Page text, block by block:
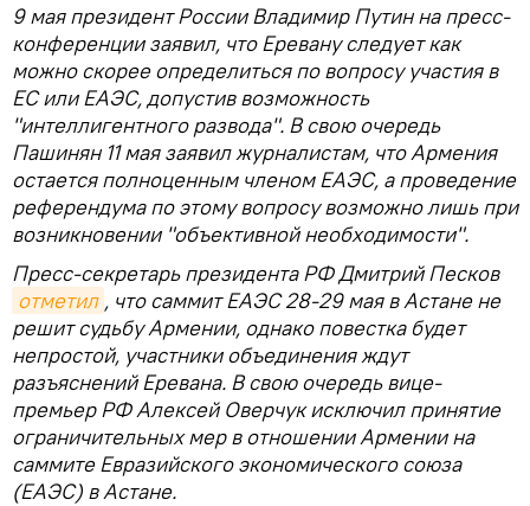
9 мая президент России Владимир Путин на пресс-
конференции заявил, что Еревану следует как
можно скорее определиться по вопросу участия в
ЕС или ЕАЭС, допустив возможность
"интеллигентного развода". В свою очередь
Пашинян 11 мая заявил журналистам, что Армения
остается полноценным членом ЕАЭС, а проведение
референдума по этому вопросу возможно лишь при
возникновении "объективной необходимости".
Пресс-секретарь президента РФ Дмитрий Песков
отметил , что саммит ЕАЭС 28-29 мая в Астане не
решит судьбу Армении, однако повестка будет
непростой, участники объединения ждут
разъяснений Еревана. В свою очередь вице-
премьер РФ Алексей Оверчук исключил принятие
ограничительных мер в отношении Армении на
саммите Евразийского экономического союза
(ЕАЭС) в Астане.